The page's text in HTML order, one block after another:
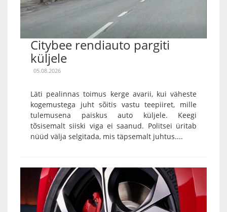
Citybee rendiauto pargiti
küljele
05.08.2026
Läti pealinnas toimus kerge avarii, kui väheste
kogemustega juht sõitis vastu teepiiret, mille
tulemusena paiskus auto küljele. Keegi
tõsisemalt siiski viga ei saanud. Politsei üritab
nüüd välja selgitada, mis täpsemalt juhtus....